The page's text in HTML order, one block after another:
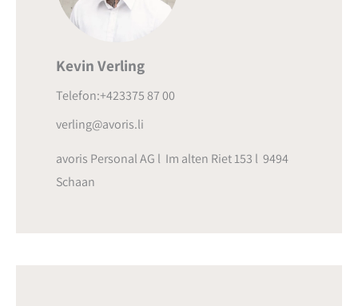
Kevin Verling
Telefon:+423375 87 00
verling@avoris.li
avoris Personal AG l Im alten Riet 153 l 9494
Schaan